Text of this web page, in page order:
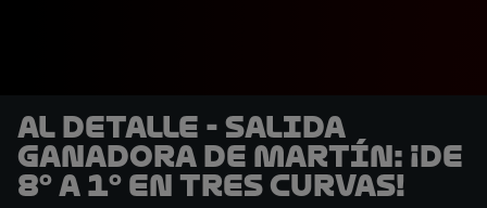
AL DETALLE - Salida
ganadora de Martín: ¡de
8º a 1º en tres curvas!